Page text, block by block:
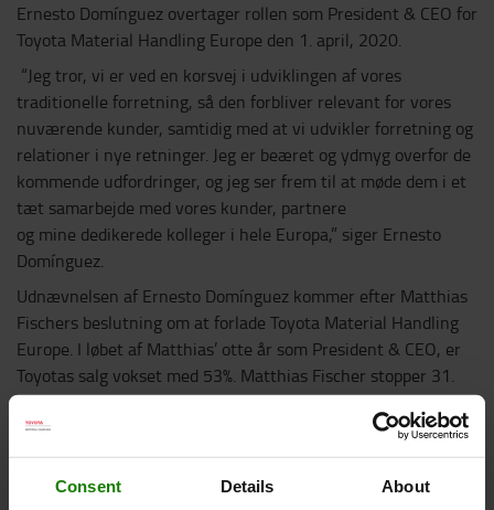
Consent Details About
Ernesto Domínguez overtager rollen som President & CEO for
Toyota Material Handling Europe den 1. april, 2020.
“Jeg tror, vi er ved en korsvej i udviklingen af vores
traditionelle forretning, så den forbliver relevant for vores
nuværende kunder, samtidig med at vi udvikler forretning og
relationer i nye retninger. Jeg er beæret og ydmyg overfor de
kommende udfordringer, og jeg ser frem til at møde dem i et
tæt samarbejde med vores kunder, partnere
og mine dedikerede kolleger i hele Europa,” siger Ernesto
Domínguez.
Udnævnelsen af Ernesto Domínguez kommer efter Matthias
Fischers beslutning om at forlade Toyota Material Handling
Europe. I løbet af Matthias’ otte år som President & CEO, er
Toyotas salg vokset med 53%. Matthias Fischer stopper 31.
marts, 2020, men i praksis er han allerede ophørt med sine
aktive funktioner.
, Bestyrelsesformand
for Toyota Material Handling Europe, er fra 4. februar,
2020 konstitueret President & CEO, dog udelukkende med